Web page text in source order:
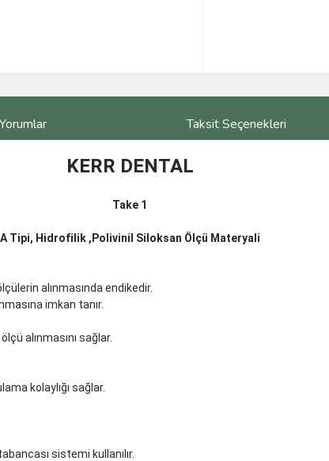
Yorumlar Taksit Seçenekleri
KERR DENTAL
Take 1
A Tipi, Hidrofilik ,Polivinil Siloksan Ölçü Materyali
alınmasında endikedir.
imkan tanır.
alınmasını sağlar.
kolaylığı sağlar.
sistemi kullanılır.